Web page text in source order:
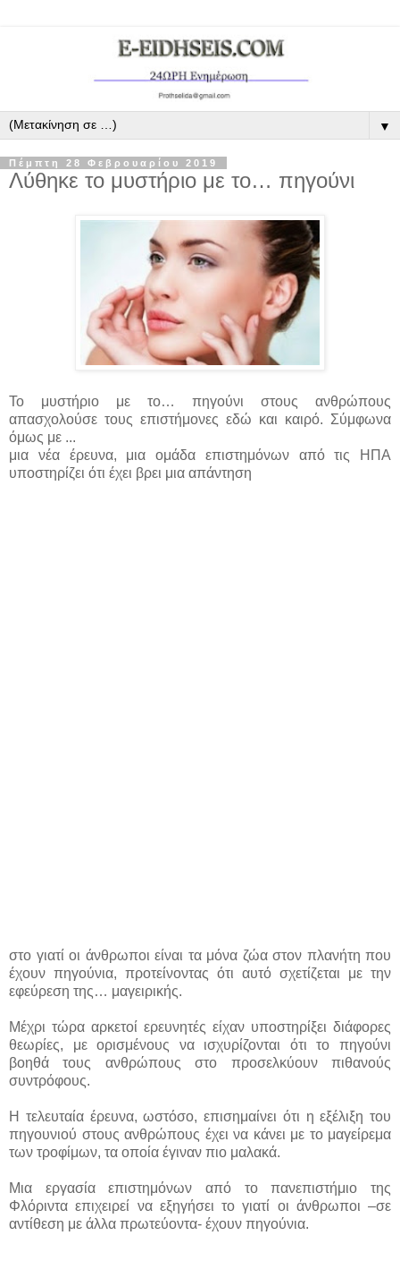
▼
Πέμπτη 28 Φεβρουαρίου 2019
Λύθηκε το μυστήριο με το… πηγούνι
Το μυστήριο με το… πηγούνι στους ανθρώπους
απασχολούσε τους επιστήμονες εδώ και καιρό. Σύμφωνα
όμως με ...
μια νέα έρευνα, μια ομάδα επιστημόνων από τις ΗΠΑ
υποστηρίζει ότι έχει βρει μια απάντηση
στο γιατί οι άνθρωποι είναι τα μόνα ζώα στον πλανήτη που
έχουν πηγούνια, προτείνοντας ότι αυτό σχετίζεται με την
εφεύρεση της… μαγειρικής.
Μέχρι τώρα αρκετοί ερευνητές είχαν υποστηρίξει διάφορες
θεωρίες, με ορισμένους να ισχυρίζονται ότι το πηγούνι
βοηθά τους ανθρώπους στο προσελκύουν πιθανούς
συντρόφους.
Η τελευταία έρευνα, ωστόσο, επισημαίνει ότι η εξέλιξη του
πηγουνιού στους ανθρώπους έχει να κάνει με το μαγείρεμα
των τροφίμων, τα οποία έγιναν πιο μαλακά.
Μια εργασία επιστημόνων από το πανεπιστήμιο της
Φλόριντα επιχειρεί να εξηγήσει το γιατί οι άνθρωποι –σε
αντίθεση με άλλα πρωτεύοντα- έχουν πηγούνια.